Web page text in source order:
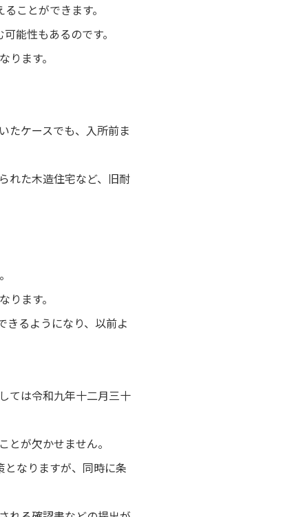
ことができます。
能性もあるのです。
ます。
たケースでも、入所前ま
れた木造住宅など、旧耐
ます。
きるようになり、以前よ
ては令和九年十二月三十
が欠かせません。
なりますが、同時に条